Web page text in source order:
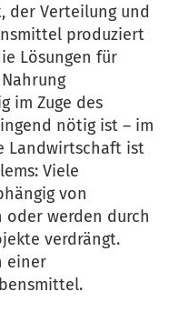
der Verteilung und
produziert
Lösungen für
im Zuge des
nötig ist – im
Landwirtschaft ist
Viele
von
oder werden durch
verdrängt.
einer